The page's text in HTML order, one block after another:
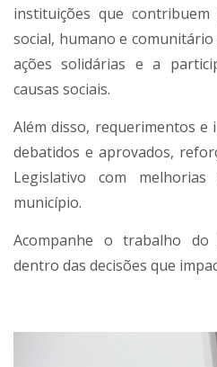
instituições que
social, humano e
ações solidárias e a
causas sociais.
Além disso, requerimentos e
debatidos e aprovados,
Legislativo com
município.
Acompanhe o trabalho
dentro das decisões que